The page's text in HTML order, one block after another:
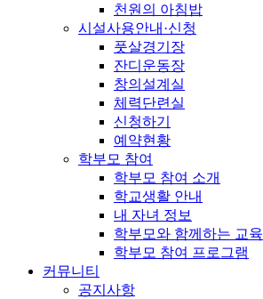
천원의 아침밥
시설사용안내·신청
풋살경기장
잔디운동장
창의설계실
체력단련실
신청하기
예약현황
학부모 참여
학부모 참여 소개
학교생활 안내
내 자녀 정보
학부모와 함께하는 교육
학부모 참여 프로그램
커뮤니티
공지사항